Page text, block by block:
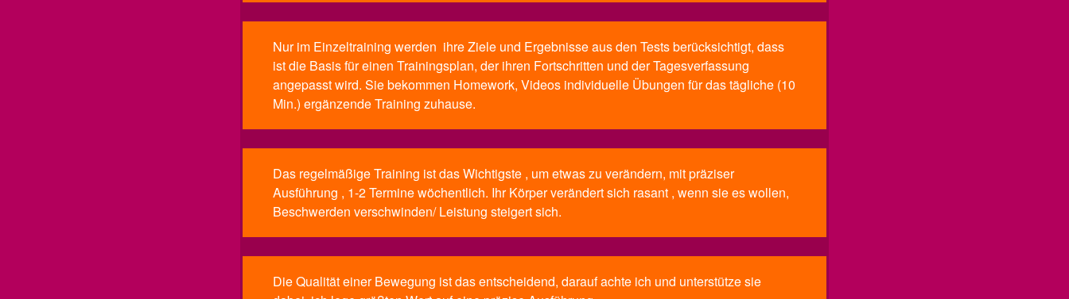
Nur im Einzeltraining werden ihre Ziele und Ergebnisse aus den Tests berücksichtigt, dass
ist die Basis für einen Trainingsplan, der ihren Fortschritten und der Tagesverfassung
angepasst wird. Sie bekommen Homework, Videos individuelle Übungen für das tägliche (10
Min.) ergänzende Training zuhause.
Das regelmäßige Training ist das Wichtigste , um etwas zu verändern, mit präziser
Ausführung , 1-2 Termine wöchentlich. Ihr Körper verändert sich rasant , wenn sie es wollen,
Beschwerden verschwinden/ Leistung steigert sich.
Die Qualität einer Bewegung ist das entscheidend, darauf achte ich und unterstütze sie